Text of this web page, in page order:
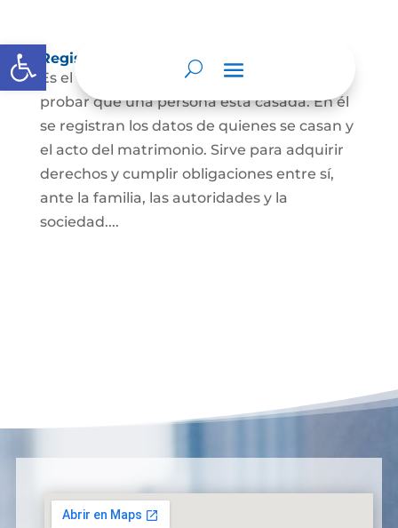
Abrir barra de herramientas
Registro Civil de Matrimonio
Es el documento público necesario para
probar que una persona está casada. En él
se registran los datos de quienes se casan y
el acto del matrimonio. Sirve para adquirir
derechos y cumplir obligaciones entre sí,
ante la familia, las autoridades y la
sociedad....